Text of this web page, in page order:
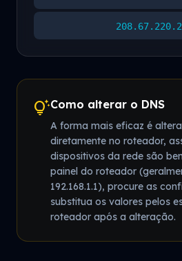
tips_and_updatesComo alterar o DNS
A forma mais eficaz é
diretamente no roteador,
dispositivos da rede são
painel do roteador
192.168.1.1), procure as
substitua os valores pelos
roteador após a alteração.